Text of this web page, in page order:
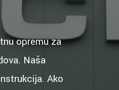
opremu za
Naša
Ako